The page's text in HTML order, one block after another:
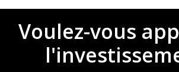
Voulez-vous